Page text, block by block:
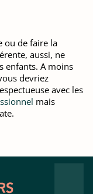
ou de faire la
aussi, ne
enfants. A moins
devriez
avec les
mais